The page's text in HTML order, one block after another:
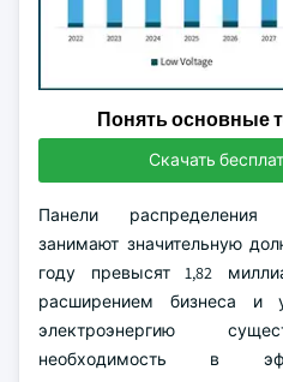
Понять основные
Скачать
Панели распределения
занимают значительную
году превысят 1,82
расширением бизнеса и
электроэнергию
необходимость в